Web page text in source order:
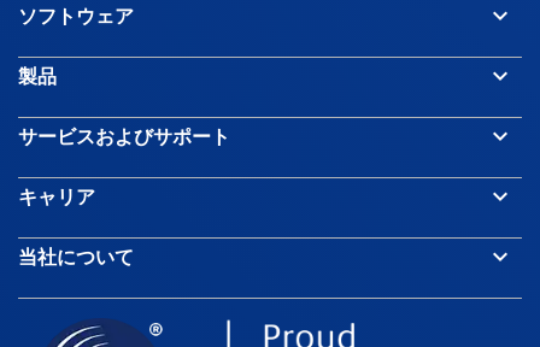
Bangladesh
Barbados
ソフトウェア keyboard_arrow_down
製品 keyboard_arrow_down
サービスおよびサポート keyboard_arrow_down
キャリア keyboard_arrow_down
当社について keyboard_arrow_down